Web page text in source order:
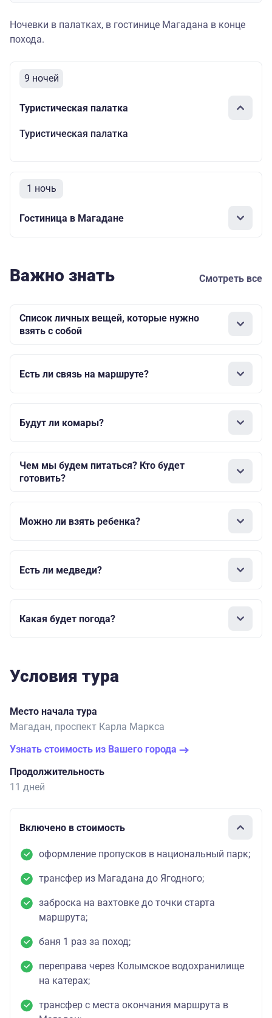
Ночевки в палатках, в гостинице Магадана в конце
похода.
9 ночей
Туристическая палатка
Туристическая палатка
1 ночь
Гостиница в Магадане
Важно знать Смотреть все
Список личных вещей, которые нужно
взять с собой
Есть ли связь на маршруте?
Будут ли комары?
Чем мы будем питаться? Кто будет
готовить?
Можно ли взять ребенка?
Есть ли медведи?
Какая будет погода?
Условия тура
Место начала тура
Магадан, проспект Карла Маркса
Узнать стоимость из Вашего города
Продолжительность
11 дней
Включено в стоимость
оформление пропусков в национальный парк;
трансфер из Магадана до Ягодного;
заброска на вахтовке до точки старта
маршрута;
баня 1 раз за поход;
переправа через Колымское водохранилище
на катерах;
трансфер с места окончания маршрута в